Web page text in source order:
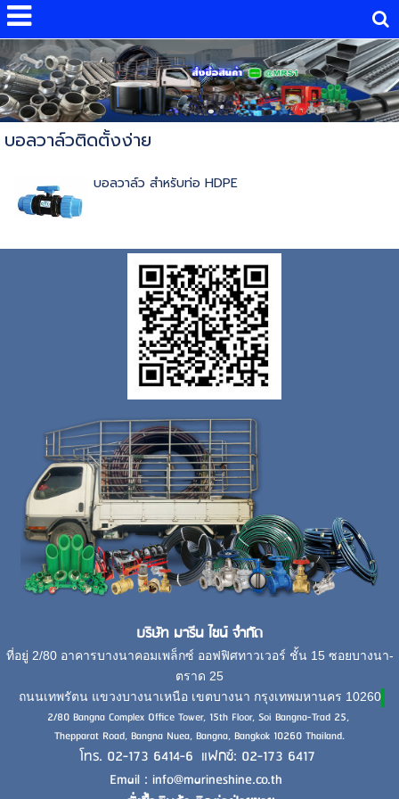
บอลวาล์วติดตั้งง่าย
บอลวาล์ว สำหรับท่อ HDPE
บริษัท มารีน ไชน์ จำกัด
ที่อยู่ 2/80 อาคารบางนาคอมเพล็กซ์ ออฟฟิศทาวเวอร์ ชั้น 15 ซอยบางนา-
ตราด 25
ถนนเทพรัตน แขวงบางนาเหนือ เขตบางนา กรุงเทพมหานคร 10260
2/80 Bangna Complex Office Tower, 15th Floor, Soi Bangna-Trad 25,
Thepparat Road, Bangna Nuea, Bangna, Bangkok 10260 Thailand.
โทร. 02-173 6414-6 แฟกซ์: 02-173 6417
Email : info@marineshine.co.th